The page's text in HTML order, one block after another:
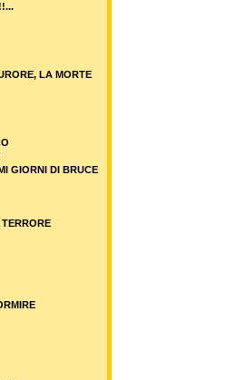
LA MORTE
GIORNI DI BRUCE